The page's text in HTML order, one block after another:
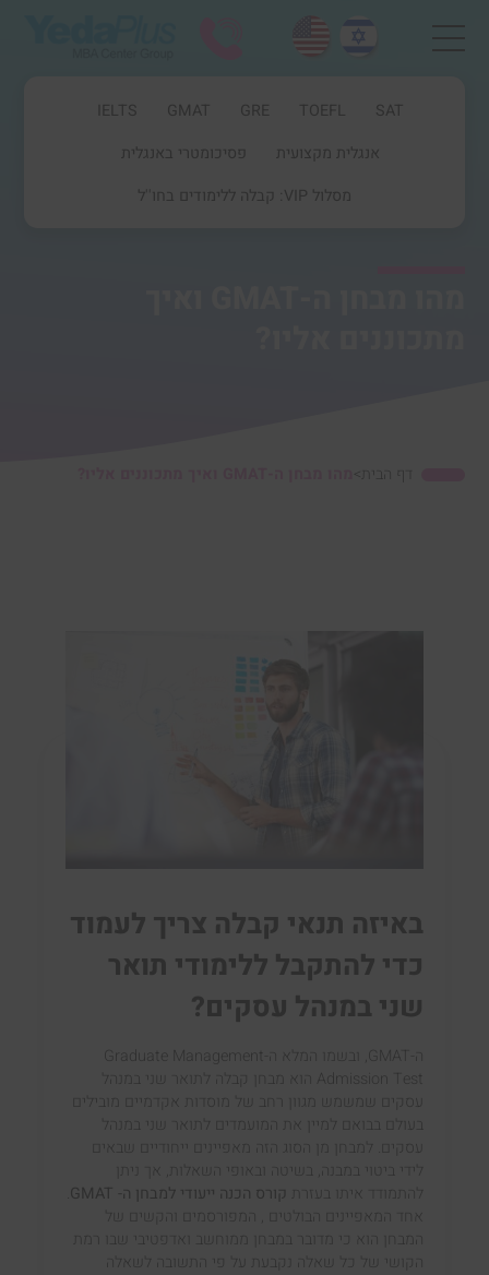
SAT
TOEFL
GRE
GMAT
IELTS
אנגלית מקצועית
פסיכומטרי באנגלית
מסלול VIP: קבלה ללימודים בחו''ל
דף הבית >
באיזה תנאי קבלה צריך לעמוד
כדי להתקבל ללימודי תואר
שני במנהל עסקים?
ה-GMAT, ובשמו המלא ה-Graduate Management
Admission Test הוא מבחן קבלה לתואר שני במנהל
עסקים שמשמש מגוון רחב של מוסדות אקדמיים מובילים
בעולם בבואם למיין את המועמדים לתואר שני במנהל
עסקים. למבחן מן הסוג הזה מאפיינים ייחודיים שבאים
לידי ביטוי במבנה, בשיטה ובאופי השאלות, אך ניתן
להתמודד איתו בעזרת קורס הכנה ייעודי למבחן ה- GMAT
אחד המאפיינים הבולטים , המפורסמים והקשים של
המבחן הוא כי מדובר במבחן ממוחשב ואדפטיבי שבו רמת
הקושי של כל שאלה נקבעת על פי התשובה לשאלה